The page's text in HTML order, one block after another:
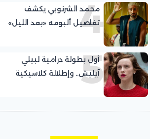
4
محمد الشرنوبي يكشف
تفاصيل ألبومه «بعد الليل»
5
أول بطولة درامية لبيلي
آيليش.. وإطلالة كلاسيكية